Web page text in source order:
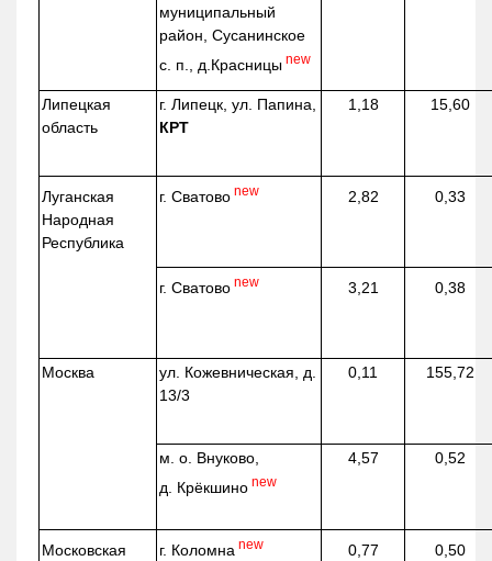
муниципальный
район, Сусанинское
с. п., д.Красницы new
Липецкая
область
г. Липецк, ул. Папина,
КРТ
1,18 15,60
Луганская
Народная
Республика
г. Сватово new 2,82 0,33
г. Сватово new 3,21 0,38
Москва ул. Кожевническая, д.
13/3
0,11 155,72
м. о. Внуково,
д. Крёкшино new
4,57 0,52
Московская
г. Коломна new 0,77 0,50